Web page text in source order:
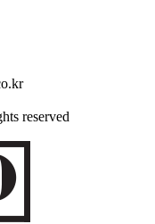
reserved